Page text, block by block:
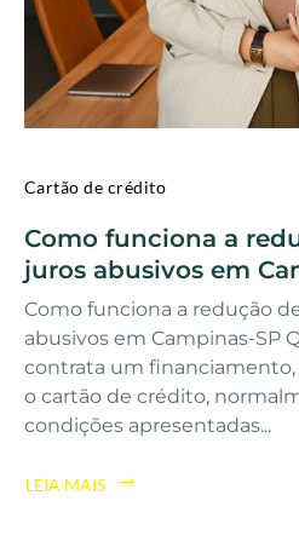
Cartão de crédito
Como funciona a
juros abusivos em
Como funciona a redução
abusivos em Campinas-SP
contrata um
o cartão de crédito,
condições apresentadas...
LEIA MAIS